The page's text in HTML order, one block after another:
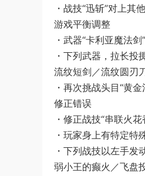
・战技“迅斩”对上
游戏平衡调整
・武器“卡利亚魔法
・下列武器，拉长投
流纹短剑／流纹圆刃
・再次挑战头目“黄
修正错误
・修正战技“串联火
・玩家身上有特定特
・下列战技以左手
弱小王的癫火／飞盘